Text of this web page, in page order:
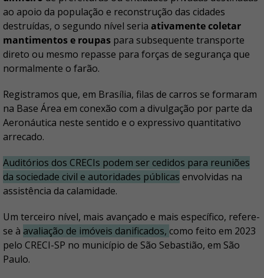
ao apoio da população e reconstrução das cidades
destruídas, o segundo nível seria ativamente coletar
mantimentos e roupas para subsequente transporte
direto ou mesmo repasse para forças de segurança que
normalmente o farão.
Registramos que, em Brasília, filas de carros se formaram
na Base Área em conexão com a divulgação por parte da
Aeronáutica neste sentido e o expressivo quantitativo
arrecado.
Auditórios dos CRECIs podem ser cedidos para reuniões
da sociedade civil e autoridades públicas envolvidas na
assistência da calamidade.
Um terceiro nível, mais avançado e mais específico, refere-
se à avaliação de imóveis danificados, como feito em 2023
pelo CRECI-SP no município de São Sebastião, em São
Paulo.